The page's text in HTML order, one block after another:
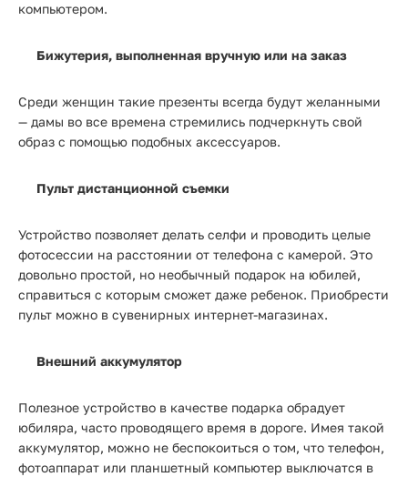
компьютером.
Бижутерия, выполненная вручную или на заказ
Среди женщин такие презенты всегда будут желанными
— дамы во все времена стремились подчеркнуть свой
образ с помощью подобных аксессуаров.
Пульт дистанционной съемки
Устройство позволяет делать селфи и проводить целые
фотосессии на расстоянии от телефона с камерой. Это
довольно простой, но необычный подарок на юбилей,
справиться с которым сможет даже ребенок. Приобрести
пульт можно в сувенирных интернет-магазинах.
Внешний аккумулятор
Полезное устройство в качестве подарка обрадует
юбиляра, часто проводящего время в дороге. Имея такой
аккумулятор, можно не беспокоиться о том, что телефон,
фотоаппарат или планшетный компьютер выключатся в